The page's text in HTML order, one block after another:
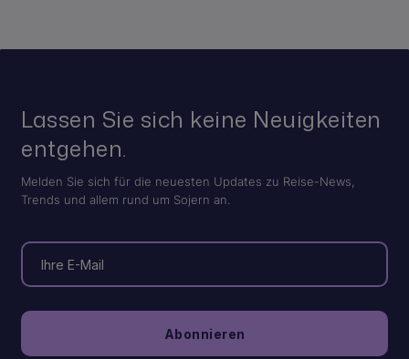
Lassen Sie sich keine Neuigkeiten
entgehen.
Melden Sie sich für die neuesten Updates zu Reise-News,
Trends und allem rund um Sojern an.